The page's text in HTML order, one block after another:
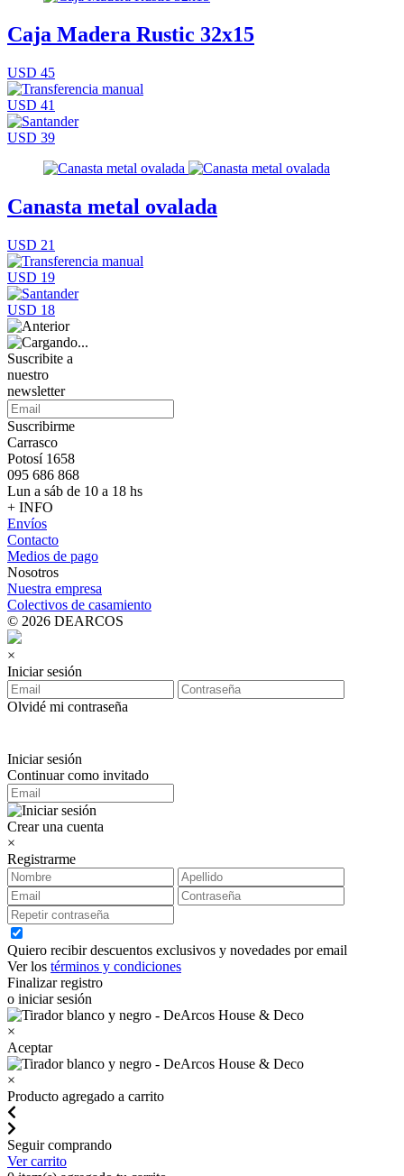
Caja Madera Rustic 32x15
USD 45
USD 41
USD 39
Canasta metal ovalada
USD 21
USD 19
USD 18
Suscribite a
nuestro
newsletter
Suscribirme
Carrasco
Potosí 1658
095 686 868
Lun a sáb de 10 a 18 hs
+ INFO
Envíos
Contacto
Medios de pago
Nosotros
Nuestra empresa
Colectivos de casamiento
© 2026 DEARCOS
×
Iniciar sesión
Olvidé mi contraseña
Iniciar sesión
Continuar como invitado
Crear una cuenta
×
Registrarme
Quiero recibir descuentos exclusivos y novedades por email
Ver los términos y condiciones
Finalizar registro
o iniciar sesión
×
Aceptar
×
Producto agregado a carrito
Seguir comprando
Ver carrito